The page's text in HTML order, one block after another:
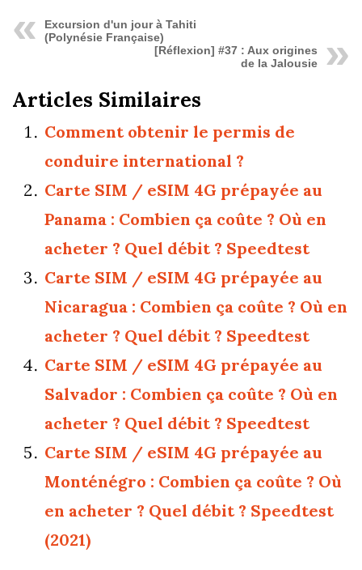
Excursion d'un jour à Tahiti
(Polynésie Française)
[Réflexion] #37 : Aux origines
de la Jalousie
Articles Similaires
Comment obtenir le permis de
conduire international ?
Carte SIM / eSIM 4G prépayée au
Panama : Combien ça coûte ? Où en
acheter ? Quel débit ? Speedtest
Carte SIM / eSIM 4G prépayée au
Nicaragua : Combien ça coûte ? Où en
acheter ? Quel débit ? Speedtest
Carte SIM / eSIM 4G prépayée au
Salvador : Combien ça coûte ? Où en
acheter ? Quel débit ? Speedtest
Carte SIM / eSIM 4G prépayée au
Monténégro : Combien ça coûte ? Où
en acheter ? Quel débit ? Speedtest
(2021)